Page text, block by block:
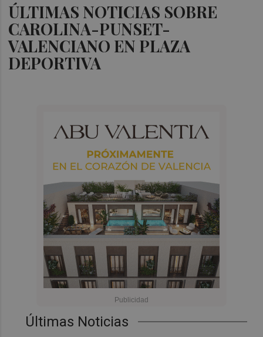
ÚLTIMAS NOTICIAS SOBRE
CAROLINA-PUNSET-
VALENCIANO EN PLAZA
DEPORTIVA
Últimas Noticias